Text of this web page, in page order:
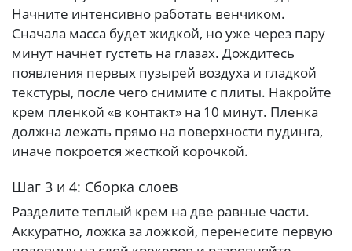
Начните интенсивно работать венчиком.
Сначала масса будет жидкой, но уже через пару
минут начнет густеть на глазах. Дождитесь
появления первых пузырей воздуха и гладкой
текстуры, после чего снимите с плиты. Накройте
крем пленкой «в контакт» на 10 минут. Пленка
должна лежать прямо на поверхности пудинга,
иначе покроется жесткой корочкой.
Шаг 3 и 4: Сборка слоев
Разделите теплый крем на две равные части.
Аккуратно, ложка за ложкой, перенесите первую